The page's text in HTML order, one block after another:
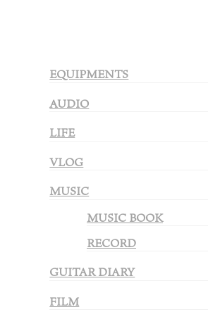
EQUIPMENTS
AUDIO
LIFE
VLOG
MUSIC
MUSIC BOOK
RECORD
GUITAR DIARY
FILM